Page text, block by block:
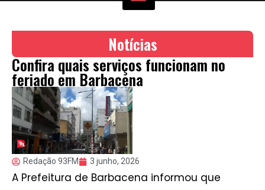
Notícias
Confira quais serviços funcionam no
feriado em Barbacena
Redação 93FM 3 junho, 2026
A Prefeitura de Barbacena informou que